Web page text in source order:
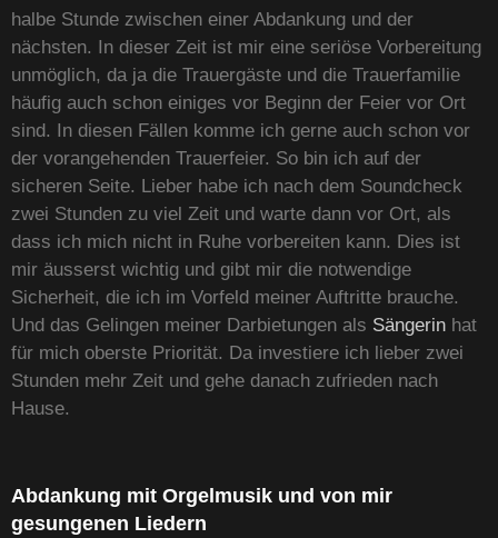
halbe Stunde zwischen einer Abdankung und der
nächsten. In dieser Zeit ist mir eine seriöse Vorbereitung
unmöglich, da ja die Trauergäste und die Trauerfamilie
häufig auch schon einiges vor Beginn der Feier vor Ort
sind. In diesen Fällen komme ich gerne auch schon vor
der vorangehenden Trauerfeier. So bin ich auf der
sicheren Seite. Lieber habe ich nach dem Soundcheck
zwei Stunden zu viel Zeit und warte dann vor Ort, als
dass ich mich nicht in Ruhe vorbereiten kann. Dies ist
mir äusserst wichtig und gibt mir die notwendige
Sicherheit, die ich im Vorfeld meiner Auftritte brauche.
Und das Gelingen meiner Darbietungen als Sängerin hat
für mich oberste Priorität. Da investiere ich lieber zwei
Stunden mehr Zeit und gehe danach zufrieden nach
Hause.
Abdankung mit Orgelmusik und von mir
gesungenen Liedern